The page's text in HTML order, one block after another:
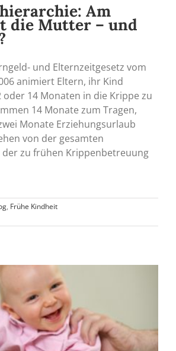
Am
die Mutter – und
und Elternzeitgesetz vom
animiert Eltern, ihr Kind
14 Monaten in die Krippe zu
14 Monate zum Tragen,
Monate Erziehungsurlaub
von der gesamten
zu frühen Krippenbetreuung
, Frühe Kindheit